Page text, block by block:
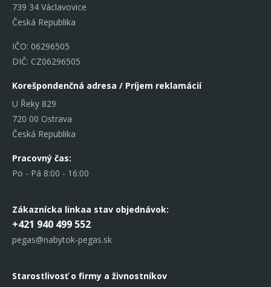
739 34 Václavovice
Česká Republika
IČO: 06296505
DIČ: CZ06296505
Korešpondenčná adresa / Príjem reklamácií
U Řeky 829
720 00 Ostrava
Česká Republika
Pracovný čas:
Po - Pá 8:00 - 16:00
Zákaznícka linkaa stav objednávok:
+421 940 499 552
pegas@nabytok-pegas.sk
Starostlivosť o firmy a živnostníkov